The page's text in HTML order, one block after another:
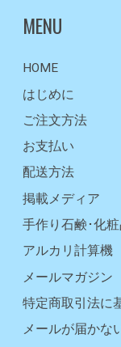
MENU
HOME
はじめに
ご注文方法
お支払い
配送方法
掲載メディア
手作り石鹸･化
アルカリ計算機
メールマガジン
特定商取引法に
メールが届かな